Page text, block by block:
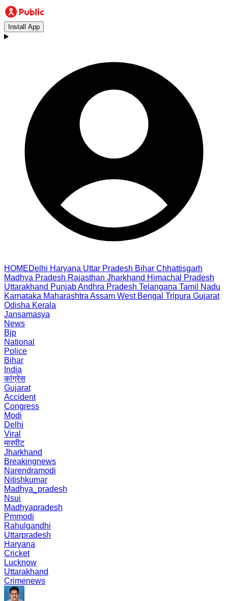
Install App
HOMEDelhi Haryana Uttar Pradesh Bihar Chhattisgarh
Madhya Pradesh Rajasthan Jharkhand Himachal Pradesh
Uttarakhand PunjabAndhra Pradesh Telangana Tamil Nadu
Karnataka Maharashtra Assam West Bengal Tripura Gujarat
Odisha Kerala
Jansamasya
News
Bjp
National
Police
Bihar
India
कांग्रेस
Gujarat
Accident
Congress
Modi
Delhi
Viral
मारपीट
Jharkhand
Breakingnews
Narendramodi
Nitishkumar
Madhya_pradesh
Nsui
Madhyapradesh
Pmmodi
Rahulgandhi
Uttarpradesh
Haryana
Cricket
Lucknow
Uttarakhand
Crimenews